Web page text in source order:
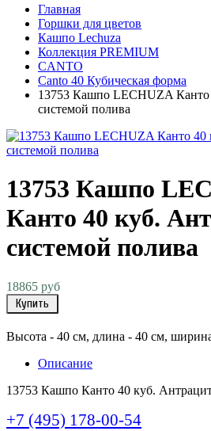
Главная
Горшки для цветов
Кашпо Lechuza
Коллекция PREMIUM
CANTO
Canto 40 Кубическая форма
13753 Кашпо LECHUZA Канто
системой полива
13753 Кашпо
Канто 40 куб.
системой полива
18865 руб
Купить
Высота - 40 см, длина - 40 см,
Описание
13753 Кашпо Канто 40 куб.
+7 (495) 178-00-54